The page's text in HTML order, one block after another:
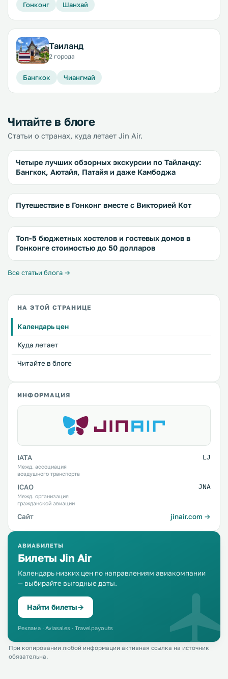
Гонконг Шанхай
Таиланд
2 города
Бангкок Чиангмай
Читайте в блоге
Статьи о странах, куда летает Jin Air.
Четыре лучших обзорных экскурсии по Тайланду:
Бангкок, Аютайя, Патайя и даже Камбоджа
Путешествие в Гонконг вместе с Викторией Кот
Топ-5 бюджетных хостелов и гостевых домов в
Гонконге стоимостью до 50 долларов
Все статьи блога →
НА ЭТОЙ СТРАНИЦЕ
Календарь цен
Куда летает
Читайте в блоге
ИНФОРМАЦИЯ
IATA
Межд. ассоциация
воздушного транспорта
LJ
ICAO
Межд. организация
гражданской авиации
JNA
Сайт jinair.com →
АВИАБИЛЕТЫ
Билеты Jin Air
Календарь низких цен по направлениям авиакомпании
— выбирайте выгодные даты.
Найти билеты→
Реклама · Aviasales · Travelpayouts
При копировании любой информации активная ссылка на источник
обязательна.